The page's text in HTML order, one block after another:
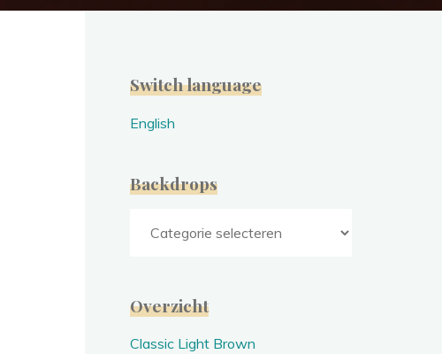
Switch language
English
Backdrops
Overzicht
Classic Light Brown